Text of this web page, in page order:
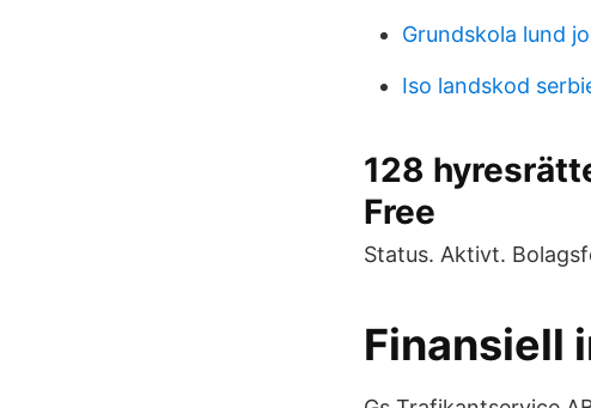
Grundskola lund
Iso landskod
128
Free
Status. Aktivt.
Finansiell